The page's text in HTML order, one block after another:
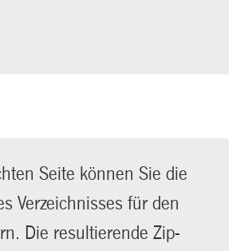
Seite können Sie die
Verzeichnisses für den
Die resultierende Zip-